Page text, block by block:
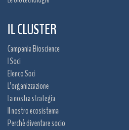
IL CLUSTER
Campania Bioscience
I Soci
Elenco Soci
L’organizzazione
La nostra strategia
Il nostro ecosistema
Perchè diventare socio